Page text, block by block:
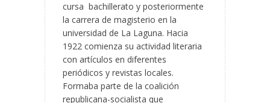
cursa bachillerato y posteriormente
la carrera de magisterio en la
universidad de La Laguna. Hacia
1922 comienza su actividad literaria
con artículos en diferentes
periódicos y revistas locales.
Formaba parte de la coalición
republicana-socialista que